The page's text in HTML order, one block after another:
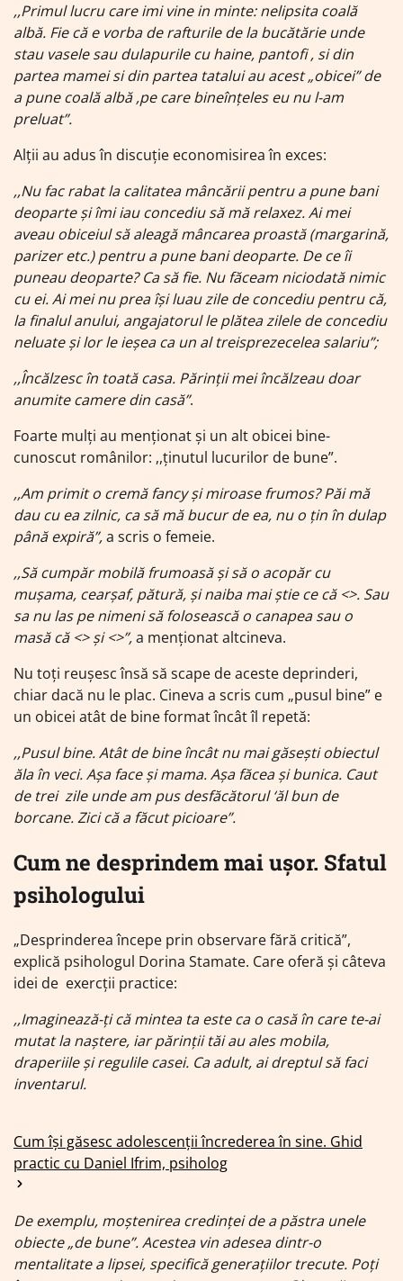
,,Primul lucru care imi vine in minte: nelipsita coală
albă. Fie că e vorba de rafturile de la bucătărie unde
stau vasele sau dulapurile cu haine, pantofi , si din
partea mamei si din partea tatalui au acest „obicei” de
a pune coală albă ,pe care bineînțeles eu nu l-am
preluat”.
Alții au adus în discuție economisirea în exces:
,,Nu fac rabat la calitatea mâncării pentru a pune bani
deoparte și îmi iau concediu să mă relaxez. Ai mei
aveau obiceiul să aleagă mâncarea proastă (margarină,
parizer etc.) pentru a pune bani deoparte. De ce îi
puneau deoparte? Ca să fie. Nu făceam niciodată nimic
cu ei. Ai mei nu prea își luau zile de concediu pentru că,
la finalul anului, angajatorul le plătea zilele de concediu
neluate și lor le ieșea ca un al treisprezecelea salariu”;
,,Încălzesc în toată casa. Părinții mei încălzeau doar
anumite camere din casă”.
Foarte mulți au menționat și un alt obicei bine-
cunoscut românilor: ,,ținutul lucurilor de bune”.
,,Am primit o cremă fancy și miroase frumos? Păi mă
dau cu ea zilnic, ca să mă bucur de ea, nu o țin în dulap
până expiră”,a scris o femeie.
,,Să cumpăr mobilă frumoasă și să o acopăr cu
mușama, cearșaf, pătură, și naiba mai știe ce că <>. Sau
sa nu las pe nimeni să folosească o canapea sau o
masă că <> și <>”,a menționat altcineva.
Nu toți reușesc însă să scape de aceste deprinderi,
chiar dacă nu le plac. Cineva a scris cum „pusul bine” e
un obicei atât de bine format încât îl repetă:
,,Pusul bine. Atât de bine încât nu mai găsești obiectul
ăla în veci. Așa face și mama. Așa făcea și bunica. Caut
de trei zile unde am pus desfăcătorul ‘ăl bun de
borcane. Zici că a făcut picioare”.
Cum ne desprindem mai ușor. Sfatul
psihologului
„Desprinderea începe prin observare fără critică”,
explică psihologul Dorina Stamate. Care oferă și câteva
idei de exercții practice:
,,Imaginează-ți că mintea ta este ca o casă în care te-ai
mutat la naștere, iar părinții tăi au ales mobila,
draperiile și regulile casei. Ca adult, ai dreptul să faci
inventarul.
Cum își găsesc adolescenții încrederea în sine. Ghid
practic cu Daniel Ifrim, psiholog
De exemplu, moștenirea credinței de a păstra unele
obiecte „de bune”. Acestea vin adesea dintr-o
mentalitate a lipsei, specifică generațiilor trecute. Poți